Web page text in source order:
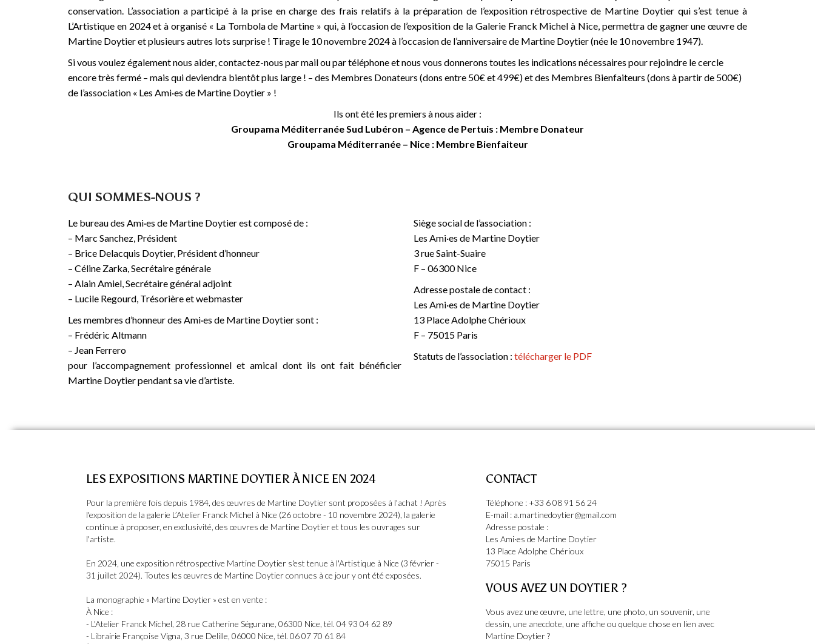
conservation. L’association a participé à la prise en charge des frais relatifs à la préparation de l’exposition rétrospective de Martine Doytier qui s’est tenue à
L’Artistique en 2024 et à organisé « La Tombola de Martine » qui, à l’occasion de l’exposition de la Galerie Franck Michel à Nice, permettra de gagner une œuvre de
Martine Doytier et plusieurs autres lots surprise ! Tirage le 10 novembre 2024 à l’occasion de l’anniversaire de Martine Doytier (née le 10 novembre 1947).
Si vous voulez également nous aider, contactez-nous par mail ou par téléphone et nous vous donnerons toutes les indications nécessaires pour rejoindre le cercle
encore très fermé – mais qui deviendra bientôt plus large ! – des Membres Donateurs (dons entre 50€ et 499€) et des Membres Bienfaiteurs (dons à partir de 500€)
de l’association « Les Ami·es de Martine Doytier » !
Ils ont été les premiers à nous aider :
Groupama Méditerranée Sud Lubéron – Agence de Pertuis : Membre Donateur
Groupama Méditerranée – Nice : Membre Bienfaiteur
QUI SOMMES-NOUS ?
Le bureau des Ami·es de Martine Doytier est composé de :
– Marc Sanchez, Président
– Brice Delacquis Doytier, Président d’honneur
– Céline Zarka, Secrétaire générale
– Alain Amiel, Secrétaire général adjoint
– Lucile Regourd, Trésorière et webmaster
Les membres d’honneur des Ami·es de Martine Doytier sont :
– Frédéric Altmann
– Jean Ferrero
pour l’accompagnement professionnel et amical dont ils ont fait bénéficier
Martine Doytier pendant sa vie d’artiste.
Siège social de l’association :
Les Ami·es de Martine Doytier
3 rue Saint-Suaire
F – 06300 Nice
Adresse postale de contact :
Les Ami·es de Martine Doytier
13 Place Adolphe Chérioux
F – 75015 Paris
Statuts de l’association : télécharger le PDF
LES EXPOSITIONS MARTINE DOYTIER À NICE EN 2024
Pour la première fois depuis 1984, des œuvres de Martine Doytier sont proposées à l'achat ! Après
l'exposition de la galerie L’Atelier Franck Michel à Nice (26 octobre - 10 novembre 2024), la galerie
continue à proposer, en exclusivité, des œuvres de Martine Doytier et tous les ouvrages sur
l'artiste.
En 2024, une exposition rétrospective Martine Doytier s'est tenue à l'Artistique à Nice (3 février -
31 juillet 2024). Toutes les œuvres de Martine Doytier connues à ce jour y ont été exposées.
La monographie « Martine Doytier » est en vente :
À Nice :
- L'Atelier Franck Michel, 28 rue Catherine Ségurane, 06300 Nice, tél. 04 93 04 62 89
- Librairie Françoise Vigna, 3 rue Delille, 06000 Nice, tél. 06 07 70 61 84
CONTACT
Téléphone : +33 6 08 91 56 24
E-mail : a.martinedoytier@gmail.com
Adresse postale :
Les Ami·es de Martine Doytier
13 Place Adolphe Chérioux
75015 Paris
VOUS AVEZ UN DOYTIER ?
Vous avez une œuvre, une lettre, une photo, un souvenir, une
dessin, une anecdote, une affiche ou quelque chose en lien avec
Martine Doytier ?